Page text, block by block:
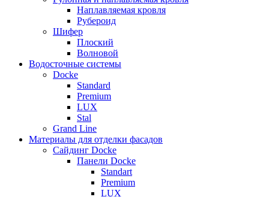
Наплавляемая кровля
Рубероид
Шифер
Плоский
Волновой
Водосточные системы
Docke
Standard
Premium
LUX
Stal
Grand Line
Материалы для отделки фасадов
Сайдинг Docke
Панели Docke
Standart
Premium
LUX